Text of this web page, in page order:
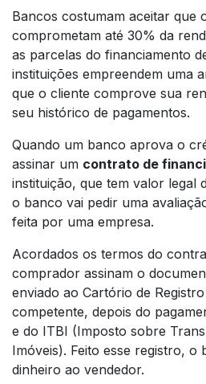
Bancos costumam aceitar que
comprometam até 30% da
as parcelas do financiamento
instituições empreendem uma
que o cliente comprove sua
seu histórico de pagamentos.
Quando um banco aprova o
assinar um contrato de
instituição, que tem valor legal
o banco vai pedir uma
feita por uma empresa.
Acordados os termos do
comprador assinam o
enviado ao Cartório de
competente, depois do
e do ITBI (Imposto sobre
Imóveis). Feito esse registro, o
dinheiro ao vendedor.